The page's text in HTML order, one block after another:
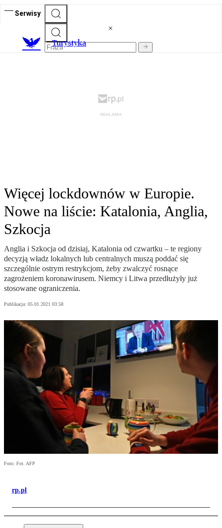
Serwisy
Turystyka
Więcej lockdownów w Europie.
Nowe na liście: Katalonia, Anglia,
Szkocja
Anglia i Szkocja od dzisiaj, Katalonia od czwartku – te regiony
decyzją władz lokalnych lub centralnych muszą poddać się
szczególnie ostrym restrykcjom, żeby zwalczyć rosnące
zagrożeniem koronawirusem. Niemcy i Litwa przedłużyły już
stosowane ograniczenia.
Publikacja: 05.01.2021 03:58
Foto: Fot. AFP
rp.pl